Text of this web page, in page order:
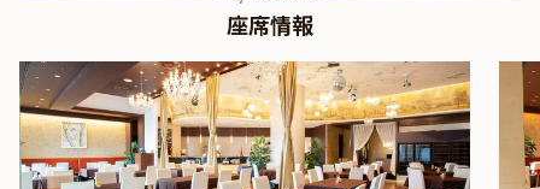
座席情報